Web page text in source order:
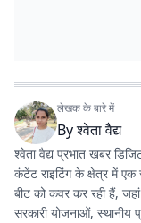
लेखक के बारे में
Byश्वेता वैद्य
श्वेता वैद्य प्रभात खबर
कंटेंट राइटिंग के क्षेत्र में
बीट को कवर कर रही हैं,
सरकारी योजनाओं, स्थानीय